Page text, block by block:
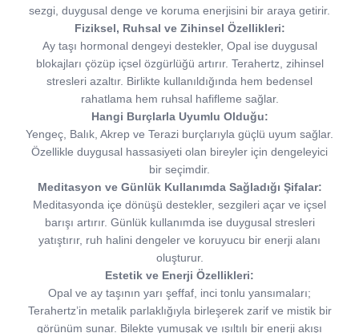
sezgi, duygusal denge ve koruma enerjisini bir araya getirir.
Fiziksel, Ruhsal ve Zihinsel Özellikleri:
Ay taşı hormonal dengeyi destekler, Opal ise duygusal
blokajları çözüp içsel özgürlüğü artırır. Terahertz, zihinsel
stresleri azaltır. Birlikte kullanıldığında hem bedensel
rahatlama hem ruhsal hafifleme sağlar.
Hangi Burçlarla Uyumlu Olduğu:
Yengeç, Balık, Akrep ve Terazi burçlarıyla güçlü uyum sağlar.
Özellikle duygusal hassasiyeti olan bireyler için dengeleyici
bir seçimdir.
Meditasyon ve Günlük Kullanımda Sağladığı Şifalar:
Meditasyonda içe dönüşü destekler, sezgileri açar ve içsel
barışı artırır. Günlük kullanımda ise duygusal stresleri
yatıştırır, ruh halini dengeler ve koruyucu bir enerji alanı
oluşturur.
Estetik ve Enerji Özellikleri:
Opal ve ay taşının yarı şeffaf, inci tonlu yansımaları;
Terahertz’in metalik parlaklığıyla birleşerek zarif ve mistik bir
görünüm sunar. Bilekte yumuşak ve ışıltılı bir enerji akışı